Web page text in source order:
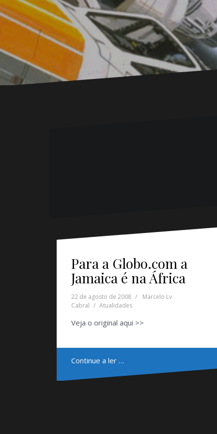
Para a Globo.com a
Jamaica é na África
22 de agosto de 2008
Marcelo Lv
Cabral
Atualidades
Veja o original aqui >>
Continue a ler …